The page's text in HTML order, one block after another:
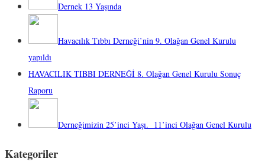
Dernek 13 Yaşında
Havacılık Tıbbı Derneği’nin 9. Olağan Genel Kurulu
yapıldı
HAVACILIK TIBBI DERNEĞİ 8. Olağan Genel Kurulu Sonuç
Raporu
Derneğimizin 25’inci Yaşı. 11’inci Olağan Genel Kurulu
Kategoriler